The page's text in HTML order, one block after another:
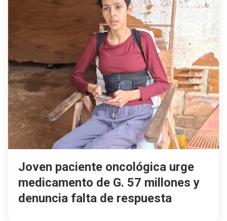
Joven paciente oncológica urge
medicamento de G. 57 millones y
denuncia falta de respuesta